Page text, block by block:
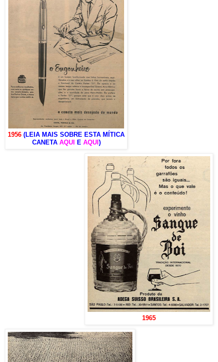
1956 (LEIA MAIS SOBRE ESTA MÍTICA
CANETA AQUI E AQUI )
1965